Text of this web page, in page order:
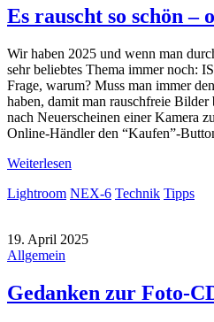
Es rauscht so schön –
Wir haben 2025 und wenn man
sehr beliebtes Thema immer noch:
Frage, warum? Muss man immer
haben, damit man rauschfreie
nach Neuerscheinen einer Kamera
Online-Händler den “Kaufen”-
Weiterlesen
Lightroom NEX-6 Technik Tipps
19. April 2025
Allgemein
Gedanken zur Foto-